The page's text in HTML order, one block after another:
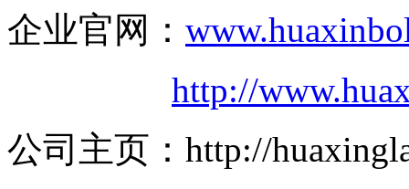
企业官网：
http://
公司主页：http://